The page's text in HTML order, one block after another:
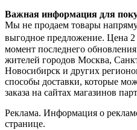
Важная информация для
Мы не продаем товары
выгодное предложение. Цена 2
момент последнего
жителей городов Москва,
Новосибирск и других
способы доставки, которые
заказа на сайтах магазинов
Реклама. Информация о
странице.